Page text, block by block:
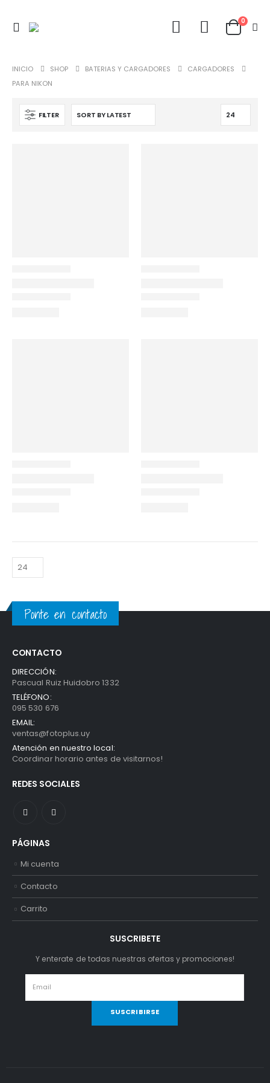
0
INICIO SHOP BATERIAS Y CARGADORES
CARGADORES
PARA NIKON
FILTER
Ponte en contacto
CONTACTO
DIRECCIÓN:
Pascual Ruiz Huidobro 1332
TELÉFONO:
095 530 676
EMAIL:
ventas@fotoplus.uy
Atención en nuestro local:
Coordinar horario antes de visitarnos!
REDES SOCIALES
PÁGINAS
Mi cuenta
Contacto
Carrito
SUSCRIBETE
Y enterate de todas nuestras ofertas y promociones!